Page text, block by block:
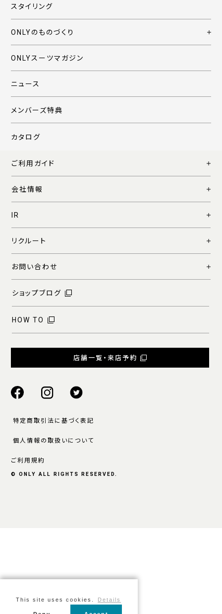
スタイリング
ONLYのものづくり
ONLYスーツマガジン
ニュース
メンバーズ特典
カタログ
ご利用ガイド
会社情報
IR
リクルート
お問い合わせ
ショップブログ
HOW TO
店舗一覧・来店予約
特定商取引法に基づく表記
個人情報の取扱いについて
ご利用規約
© ONLY ALL RIGHTS RESERVED.
This site uses cookies. Details